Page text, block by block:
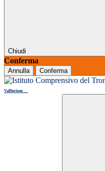
Chiudi
Conferma
Annulla Conferma
Valfluvione